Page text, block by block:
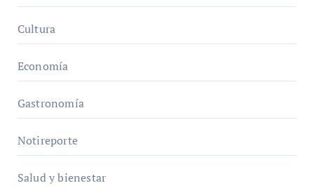
Cultura
Economía
Gastronomía
Notireporte
Salud y bienestar